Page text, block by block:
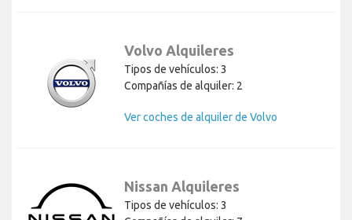
Volvo Alquileres
Tipos de vehículos: 3
Compañías de alquiler: 2
Ver coches de alquiler de Volvo
Nissan Alquileres
Tipos de vehículos: 3